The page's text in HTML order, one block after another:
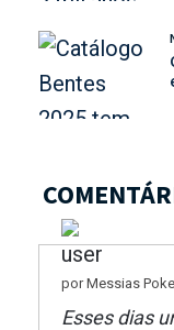
por Messias
Esses dias